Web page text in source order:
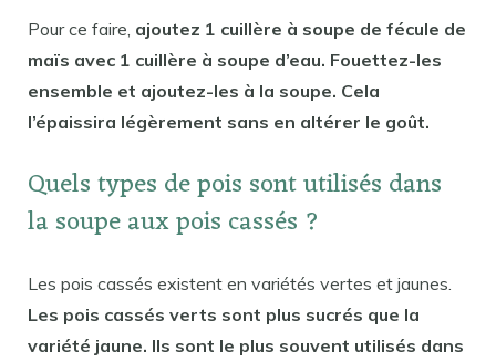
Pour ce faire, ajoutez 1 cuillère à soupe de fécule de
maïs avec 1 cuillère à soupe d’eau. Fouettez-les
ensemble et ajoutez-les à la soupe. Cela
l’épaissira légèrement sans en altérer le goût.
Quels types de pois sont utilisés dans
la soupe aux pois cassés ?
Les pois cassés existent en variétés vertes et jaunes.
Les pois cassés verts sont plus sucrés que la
variété jaune. Ils sont le plus souvent utilisés dans